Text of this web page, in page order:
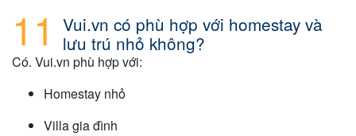
Vui.vn có phù hợp với homestay và
lưu trú nhỏ không?
Có. Vui.vn phù hợp với:
Homestay nhỏ
Villa gia đình